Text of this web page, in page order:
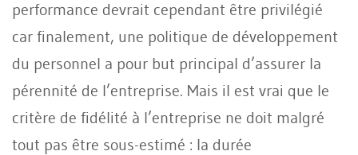
performance devrait cependant être privilégié
car finalement, une politique de développement
du personnel a pour but principal d’assurer la
pérennité de l’entreprise. Mais il est vrai que le
critère de fidélité à l’entreprise ne doit malgré
tout pas être sous-estimé : la durée